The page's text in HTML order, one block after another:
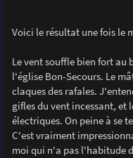
Voici le résultat une fois le
Le vent souffle bien fort au
l'église Bon-Secours. Le
claques des rafales.
gifles du vent incessant, et
électriques. On peine à se
C'est vraiment
moi qui n'a pas l'habitude